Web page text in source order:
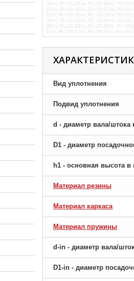
Вид уплотнения
Подвид уплотнения
d - диаметр вала/штока
D1 - диаметр
h1 - основная высота в
Материал резины
Материал каркаса
Материал пружины
d-in - диаметр вала/
D1-in - диаметр